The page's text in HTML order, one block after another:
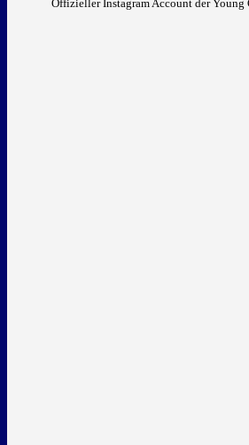
Offizieller Instagram Account der Young